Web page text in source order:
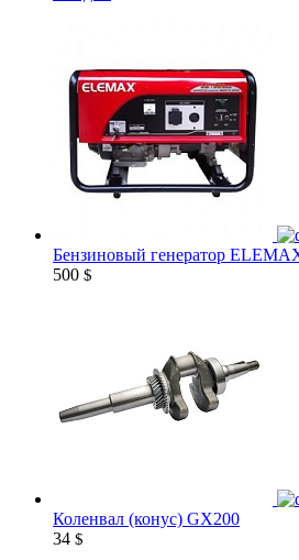
Бензиновый генератор
500 $
Коленвал (конус) GX200
34 $